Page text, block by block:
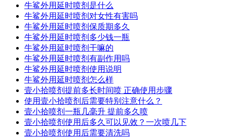
牛鲨外用延时喷剂是什么
牛鲨外用延时喷剂对女性有害吗
牛鲨外用延时喷剂保质期多久
牛鲨外用延时喷剂多少钱一瓶
牛鲨外用延时喷剂干嘛的
牛鲨外用延时喷剂有副作用吗
牛鲨外用延时喷剂使用说明
牛鲨外用延时喷剂怎么样
壹小拾喷剂提前多长时间喷 正确使用步骤
使用壹小拾喷剂后需要特别注意什么？
壹小拾喷剂一瓶几毫升 提前多久喷
壹小拾喷剂使用后多久可以见效？一次喷几下
壹小拾喷剂使用后需要清洗吗